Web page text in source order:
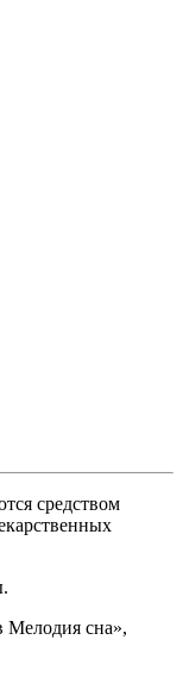
средством
Мелодия сна»,